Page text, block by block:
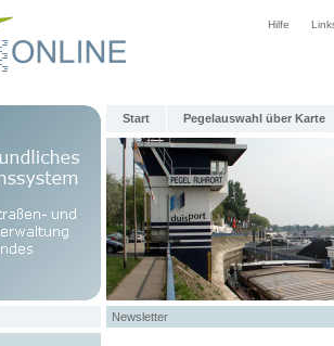
Hilfe
Start Pegelauswahl über Karte
Newsletter